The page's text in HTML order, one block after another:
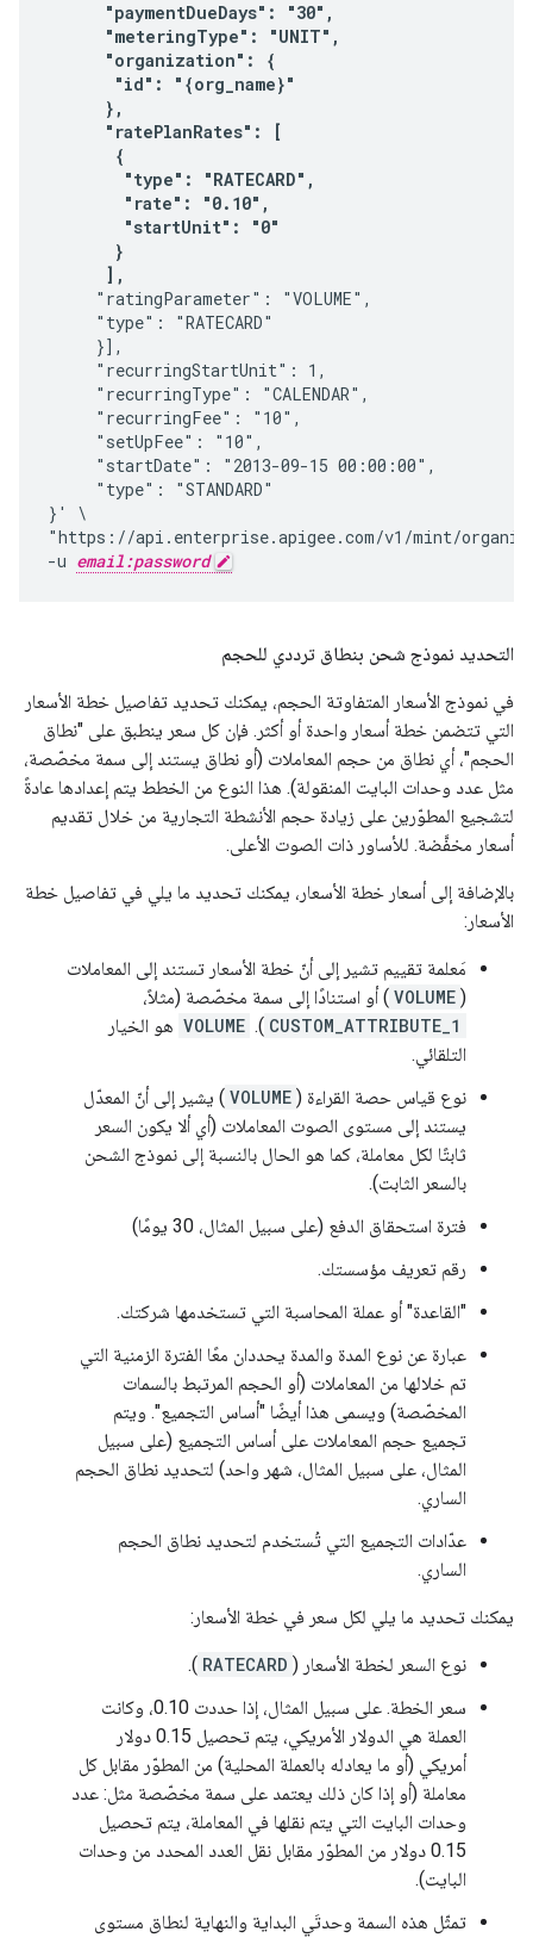
      "paymentDueDays": "30",
      "meteringType": "UNIT",
      "organization": {
       "id": "{org_name}"
      },
      "ratePlanRates": [
       {
        "type": "RATECARD",
        "rate": "0.10",
        "startUnit": "0"
       }
      ],
     "ratingParameter": "VOLUME",
     "type": "RATECARD"
     }],
     "recurringStartUnit": 1,
     "recurringType": "CALENDAR",
     "recurringFee": "10",
     "setUpFee": "10",
     "startDate": "2013-09-15 00:00:00",
     "type": "STANDARD"
}' \
"https://api.enterprise.apigee.com/v1/mint/
-u email:password
التحديد نموذج شحن بنطاق ترددي للحجم
في نموذج الأسعار المتفاوتة الحجم، يمكنك تحديد تفاصيل خطة الأسعار
التي تتضمن خطة أسعار واحدة أو أكثر. فإن كل سعر ينطبق على "نطاق
الحجم"، أي نطاق من حجم المعاملات (أو نطاق يستند إلى سمة مخصّصة،
مثل عدد وحدات البايت المنقولة). هذا النوع من الخطط يتم إعدادها عادةً
لتشجيع المطوّرين على زيادة حجم الأنشطة التجارية من خلال تقديم
أسعار مخفَّضة. للأساور ذات الصوت الأعلى.
بالإضافة إلى أسعار خطة الأسعار، يمكنك تحديد ما يلي في تفاصيل خطة
الأسعار:
مَعلمة تقييم تشير إلى أنّ خطة الأسعار تستند إلى المعاملات
(
VOLUME ) أو استنادًا إلى سمة مخصّصة (مثلاً،
CUSTOM_ATTRIBUTE_1
).
VOLUME هو الخيار
التلقائي.
نوع قياس حصة القراءة ( VOLUME ) يشير إلى أنّ المعدّل
يستند إلى مستوى الصوت المعاملات (أي ألا يكون السعر
ثابتًا لكل معاملة، كما هو الحال بالنسبة إلى نموذج الشحن
بالسعر الثابت).
فترة استحقاق الدفع (على سبيل المثال، 30 يومًا)
رقم تعريف مؤسستك.
"القاعدة" أو عملة المحاسبة التي تستخدمها شركتك.
عبارة عن نوع المدة والمدة يحددان معًا الفترة الزمنية التي
تم خلالها من المعاملات (أو الحجم المرتبط بالسمات
المخصّصة) ويسمى هذا أيضًا "أساس التجميع". ويتم
تجميع حجم المعاملات على أساس التجميع (على سبيل
المثال، على سبيل المثال، شهر واحد) لتحديد نطاق الحجم
الساري.
عدّادات التجميع التي تُستخدم لتحديد نطاق الحجم
الساري.
يمكنك تحديد ما يلي لكل سعر في خطة الأسعار:
نوع السعر لخطة الأسعار ( RATECARD
).
سعر الخطة. على سبيل المثال، إذا حددت 0.10، وكانت
العملة هي الدولار الأمريكي، يتم تحصيل 0.15 دولار
أمريكي (أو ما يعادله بالعملة المحلية) من المطوّر مقابل كل
معاملة (أو إذا كان ذلك يعتمد على سمة مخصّصة مثل: عدد
وحدات البايت التي يتم نقلها في المعاملة، يتم تحصيل
0.15 دولار من المطوّر مقابل نقل العدد المحدد من وحدات
البايت).
تمثّل هذه السمة وحدتَي البداية والنهاية لنطاق مستوى